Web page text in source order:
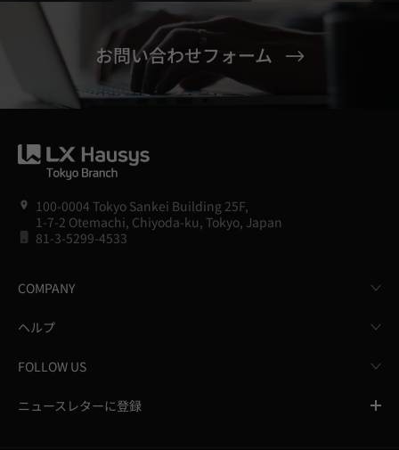
お問い合わせフォーム
100-0004 Tokyo Sankei Building 25F,
1-7-2 Otemachi, Chiyoda-ku, Tokyo, Japan
81-3-5299-4533
COMPANY
ヘルプ
FOLLOW US
ニュースレターに登録